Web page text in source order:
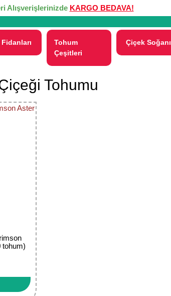
Alışverişlerinizde KARGO BEDAVA!
Tohum
Çeşitleri
Çiçek Soğanı
Tohumu
tohum)